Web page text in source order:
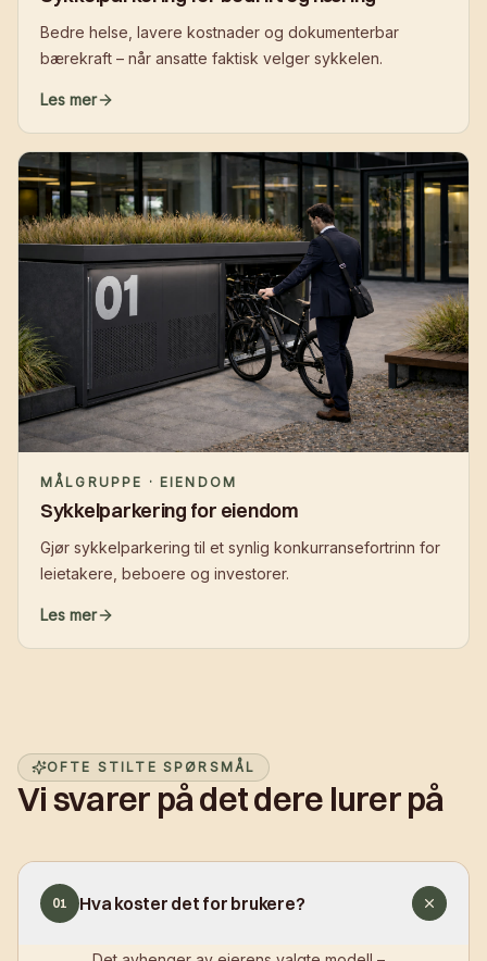
Bedre helse, lavere kostnader og dokumenterbar
bærekraft – når ansatte faktisk velger sykkelen.
Les mer
MÅLGRUPPE · EIENDOM
Sykkelparkering for eiendom
Gjør sykkelparkering til et synlig konkurransefortrinn for
leietakere, beboere og investorer.
Les mer
OFTE STILTE SPØRSMÅL
Vi svarer på det dere lurer på
01 Hva koster det for brukere?